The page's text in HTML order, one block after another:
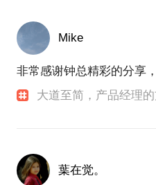
Mike
非常感谢钟总精彩的分享
大道至简，产品经理
葉在觉。